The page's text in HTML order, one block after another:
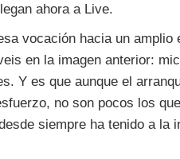
ahora a Live.
vocación hacia un
en la imagen anterior:
Y es que aunque el
no son pocos los
siempre ha tenido a